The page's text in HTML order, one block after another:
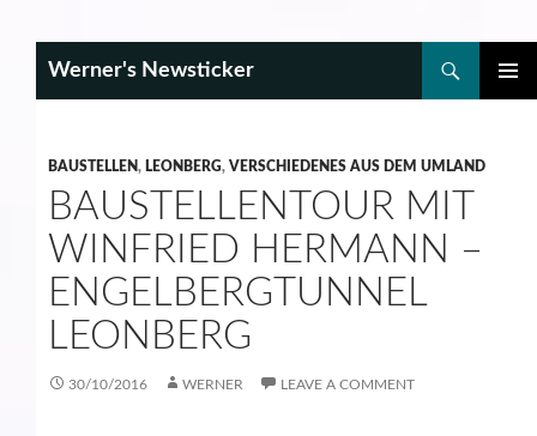
Werner's Newsticker
BAUSTELLEN, LEONBERG, VERSCHIEDENES AUS DEM UMLAND
BAUSTELLENTOUR MIT
WINFRIED HERMANN –
ENGELBERGTUNNEL
LEONBERG
30/10/2016 WERNER LEAVE A COMMENT